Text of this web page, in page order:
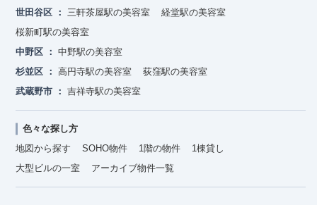
世田谷区
三軒茶屋駅の美容室
経堂駅の美容室
桜新町駅の美容室
中野区
中野駅の美容室
杉並区
高円寺駅の美容室
荻窪駅の美容室
武蔵野市
吉祥寺駅の美容室
色々な探し方
地図から探す
SOHO物件 1階の物件
1棟貸し
大型ビルの一室
アーカイブ物件一覧